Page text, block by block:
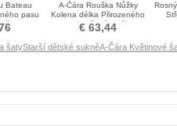
Bateau
pasu
šaty
A-Čára Rouška Nůžky
Kolena délka Přirozeného
pasu Květ dívka šaty
€ 63,44
šatyStarší dětské sukněA-Čára Květinové